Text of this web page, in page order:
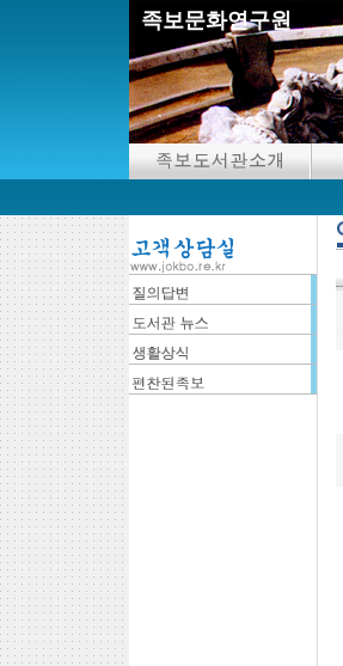
족보문화연구원